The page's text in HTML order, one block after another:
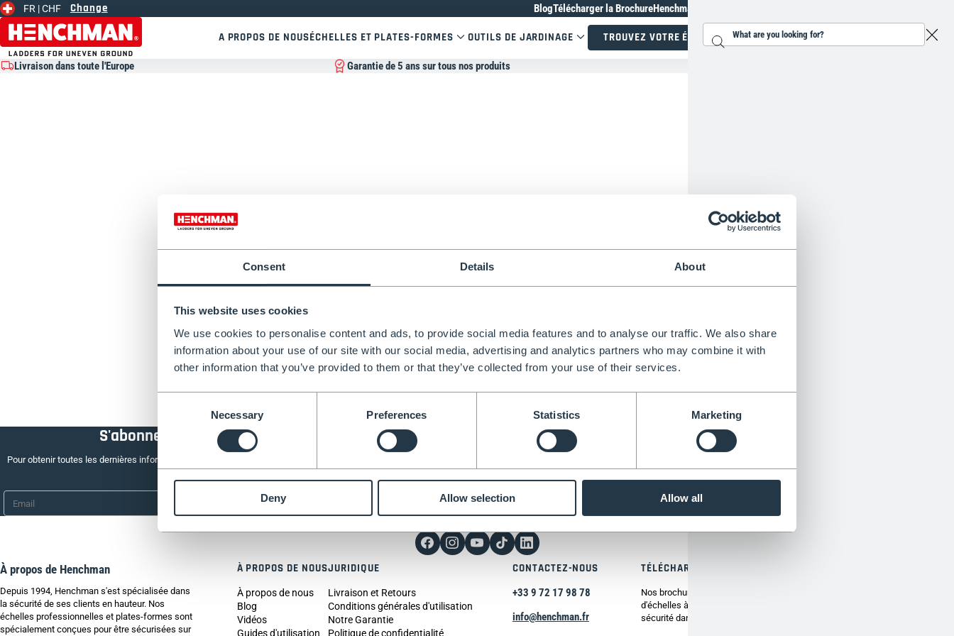
Consent Details About
This website uses cookies
We use cookies to personalise content and ads, to provide social media features and to analyse our traffic. We also share
information about your use of our site with our social media, advertising and analytics partners who may combine it with
other information that you’ve provided to them or that they’ve collected from your use of their services.
Necessary Preferences Statistics Marketing
Deny Allow selection Allow all
Skip to content
FR |CHF Change BlogTélécharger la BrochureHenchman Topiary Awards
A PROPOS DE NOUSÉCHELLES ET PLATES-FORMES OUTILS DE JARDINAGE TROUVEZ VOTRE ÉCHELLE
Livraison dans toute l'Europe Garantie de 5 ans sur tous nos produits
Search...
S'abonner à la newsletter
Pour obtenir toutes les dernières informations, inscrivez-vous à la lettre d'information dès
aujourd'hui.
À propos de Henchman
Depuis 1994, Henchman s'est spécialisée dans
la sécurité de ses clients en hauteur. Nos
échelles professionnelles et plates-formes sont
spécialement conçues pour être sécurisées sur
À PROPOS DE NOUS
À propos de nous
Blog
Vidéos
Guides d'utilisation
JURIDIQUE
Livraison et Retours
Conditions générales d'utilisation
Notre Garantie
Politique de confidentialité
CONTACTEZ-NOUS
+33 9 72 17 98 78
info@henchman.fr
TÉLÉCHARGER LA BROCHURE
Nos brochures UE présentent la gamme complète
d'échelles à trépied Henchman pour la santé et la
sécurité dans le jardin.